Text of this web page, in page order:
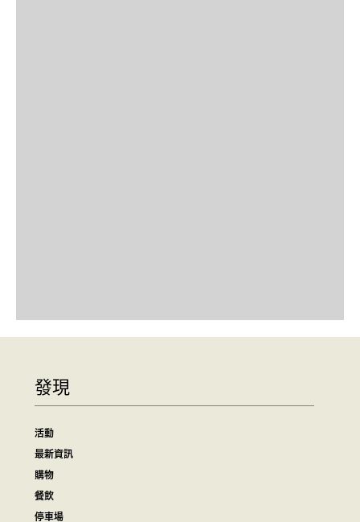
發現
活動
最新資訊
購物
餐飲
停車場